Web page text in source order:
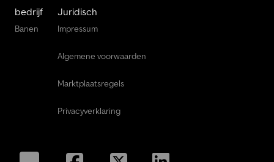
bedrijf
Banen
Juridisch
Impressum
Algemene voorwaarden
Marktplaatsregels
Privacyverklaring